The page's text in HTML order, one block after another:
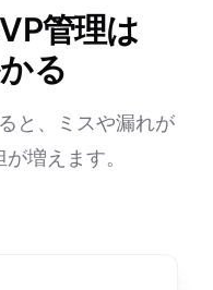
管理は
る
と、ミスや漏れが
増えます。